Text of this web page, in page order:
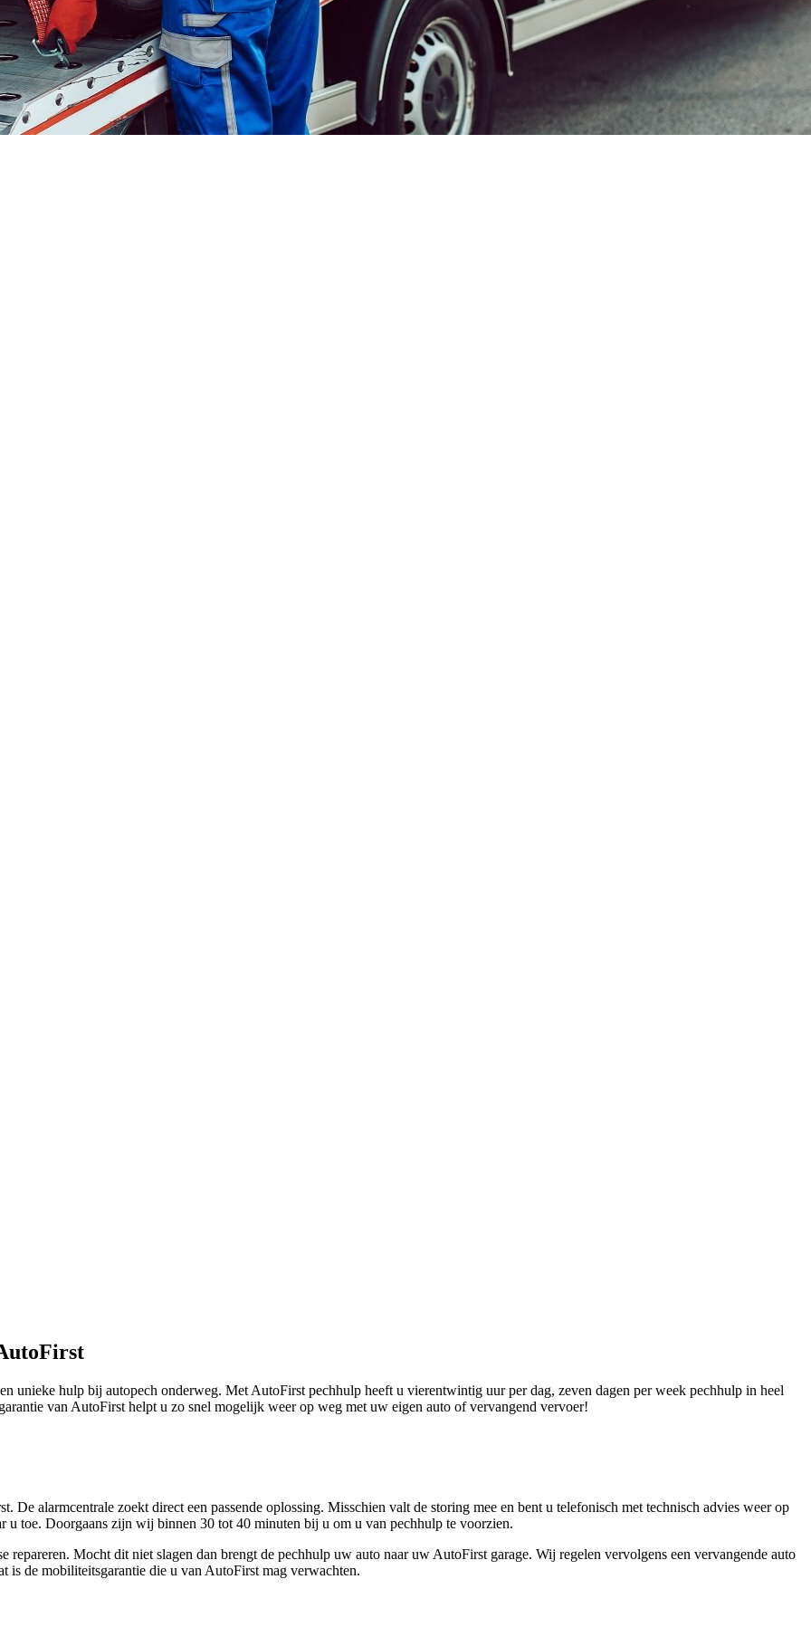
unieke hulp bij autopech onderweg. Met AutoFirst pechhulp heeft u vierentwintig uur per dag, zeven dagen per week pechhulp in heel
van AutoFirst helpt u zo snel mogelijk weer op weg met uw eigen auto of vervangend vervoer!
De alarmcentrale zoekt direct een passende oplossing. Misschien valt de storing mee en bent u telefonisch met technisch advies weer op
u toe. Doorgaans zijn wij binnen 30 tot 40 minuten bij u om u van pechhulp te voorzien.
repareren. Mocht dit niet slagen dan brengt de pechhulp uw auto naar uw AutoFirst garage. Wij regelen vervolgens een vervangende auto
is de mobiliteitsgarantie die u van AutoFirst mag verwachten.